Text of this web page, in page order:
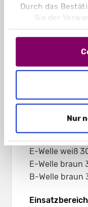
Durch das
Sie der
„Einstellungen“
Cookies Sie
und
Nur
flachliegend
Außenformat:
ca. 66 g (B-
ca. 60 g (E-
Material:
E-Welle weiß
E-Welle braun
B-Welle braun